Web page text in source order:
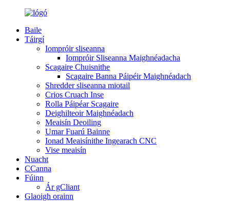
Baile
Táirgí
Iompróir sliseanna
Iompróir Sliseanna Maighnéadacha
Scagaire Chuisnithe
Scagaire Banna Páipéir Maighnéadach
Shredder sliseanna miotail
Crios Cruach Inse
Rolla Páipéar Scagaire
Deighilteoir Maighnéadach
Meaisín Deoiling
Umar Fuarú Bainne
Ionad Meaisínithe Ingearach CNC
Vise meaisín
Nuacht
CCanna
Fúinn
Ár gCliant
Glaoigh orainn